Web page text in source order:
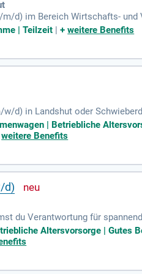
d) im Bereich Wirtschafts-
Aufgaben gehören die
und Englisch. Die
verwandten Fach vorweisen.
Teil des Jobs.
| Teilzeit |+weitere Benefits
d) in Landshut oder
durch. Dein
sorgst für Arbeitssicherheit und
und Qualitätskontrollen
informierst über den
| Betriebliche
weitere Benefits
d)
du Verantwortung für
der Organisation von Neubau-
Budgets und
der Energietechnik aktiv mit!
Altersvorsorge | Gutes